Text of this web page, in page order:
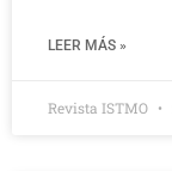
LEER MÁS »
Revista ISTMO